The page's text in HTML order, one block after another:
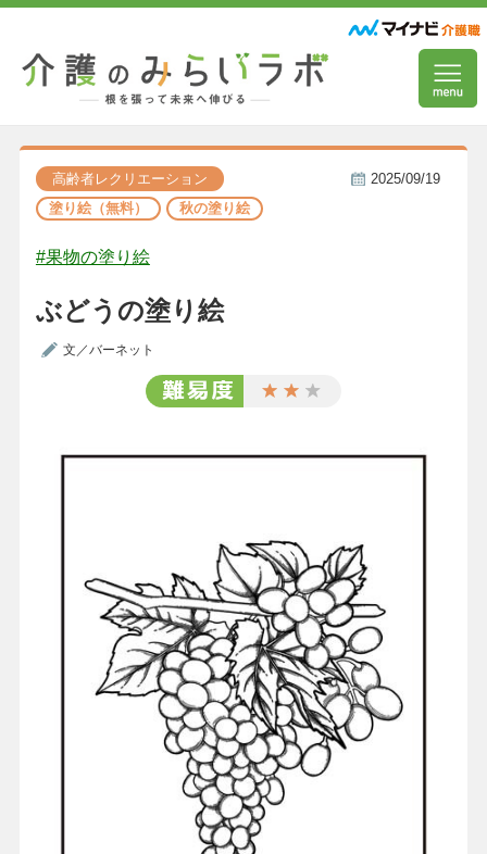
高齢者レクリエーション
塗り絵（無料）
秋の塗り絵
2025/09/19
#果物の塗り絵
ぶどうの塗り絵
文／バーネット